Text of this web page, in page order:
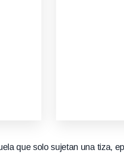
que solo sujetan una tiza,